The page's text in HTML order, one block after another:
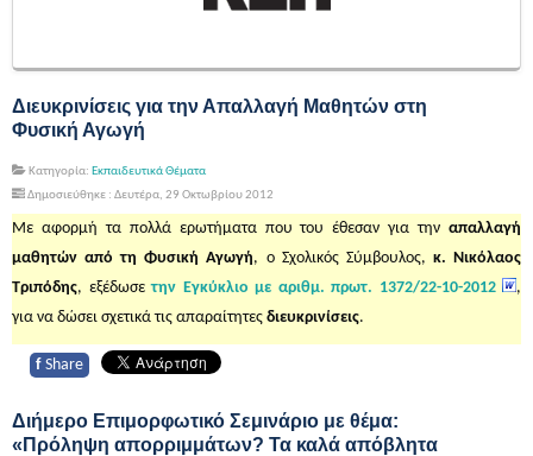
Διευκρινίσεις για την Απαλλαγή Μαθητών στη
Φυσική Αγωγή
Κατηγορία: Εκπαιδευτικά Θέματα
Δημοσιεύθηκε : Δευτέρα, 29 Οκτωβρίου 2012
Με αφορμή τα πολλά ερωτήματα που του έθεσαν για την απαλλαγή
μαθητών από τη Φυσική Αγωγή, ο Σχολικός Σύμβουλος, κ. Νικόλαος
Τριπόδης, εξέδωσετην Εγκύκλιο με αριθμ. πρωτ. 1372/22-10-2012
,
για να δώσει σχετικά τις απαραίτητες διευκρινίσεις.
f Share
Διήμερο Επιμορφωτικό Σεμινάριο με θέμα:
«Πρόληψη απορριμμάτων? Τα καλά απόβλητα